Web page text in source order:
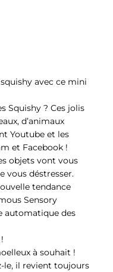
avec ce mini
Squishy ? Ces jolis
d’animaux
Youtube et les
et Facebook !
objets vont vous
vous déstresser.
tendance
Sensory
automatique des
à souhait !
le, il revient toujours